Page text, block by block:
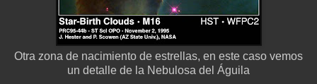
Otra zona de nacimiento de estrellas, en este caso vemos
un detalle de la Nebulosa del Águila